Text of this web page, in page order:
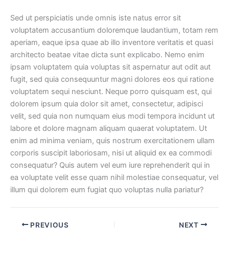
Sed ut perspiciatis unde omnis iste natus error sit
voluptatem accusantium doloremque laudantium, totam rem
aperiam, eaque ipsa quae ab illo inventore veritatis et quasi
architecto beatae vitae dicta sunt explicabo. Nemo enim
ipsam voluptatem quia voluptas sit aspernatur aut odit aut
fugit, sed quia consequuntur magni dolores eos qui ratione
voluptatem sequi nesciunt. Neque porro quisquam est, qui
dolorem ipsum quia dolor sit amet, consectetur, adipisci
velit, sed quia non numquam eius modi tempora incidunt ut
labore et dolore magnam aliquam quaerat voluptatem. Ut
enim ad minima veniam, quis nostrum exercitationem ullam
corporis suscipit laboriosam, nisi ut aliquid ex ea commodi
consequatur? Quis autem vel eum iure reprehenderit qui in
ea voluptate velit esse quam nihil molestiae consequatur, vel
illum qui dolorem eum fugiat quo voluptas nulla pariatur?
PREVIOUS NEXT